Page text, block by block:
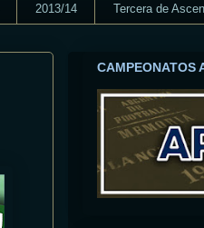
2013/14 Tercera de
CAMPEONATOS